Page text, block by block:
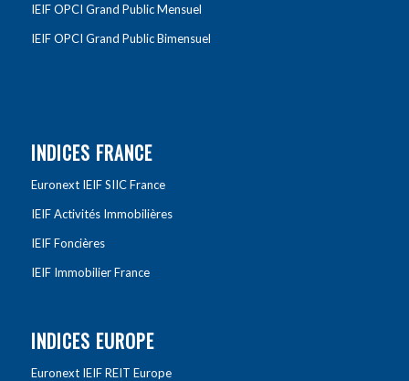
IEIF OPCI Grand Public Mensuel
IEIF OPCI Grand Public Bimensuel
INDICES FRANCE
Euronext IEIF SIIC France
IEIF Activités Immobilières
IEIF Foncières
IEIF Immobilier France
INDICES EUROPE
Euronext IEIF REIT Europe